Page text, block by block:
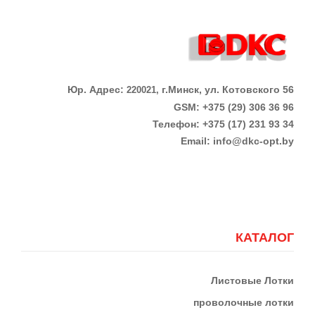
Юр. Адрес: 220021, г.Минск, ул. Котовского 56
GSM: +375 (29) 306 36 96
Телефон: +375 (17) 231 93 34
Email: info@dkc-opt.by
КАТАЛОГ
Листовые Лотки
проволочные лотки